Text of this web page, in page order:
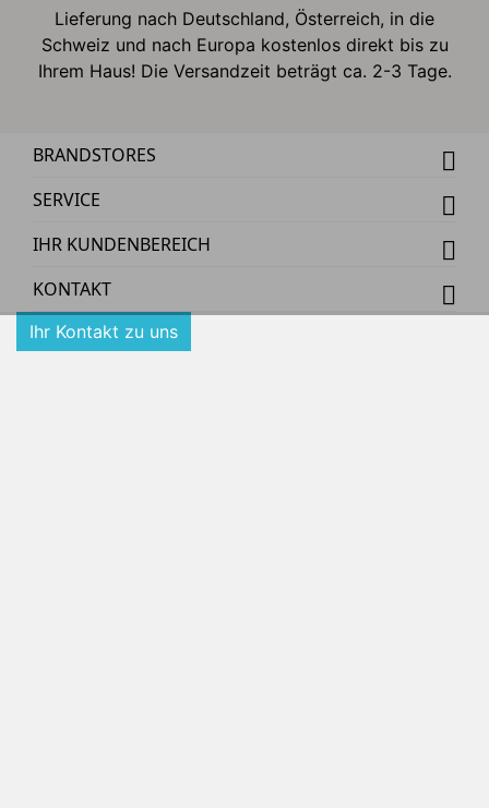
Lieferung nach Deutschland, Österreich, in die
Schweiz und nach Europa kostenlos direkt bis zu
Ihrem Haus! Die Versandzeit beträgt ca. 2-3 Tage.
BRANDSTORES
SERVICE
IHR KUNDENBEREICH
KONTAKT
Ihr Kontakt zu uns